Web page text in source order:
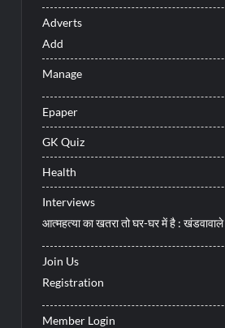
Adverts
Add
Manage
Epaper
GK Quiz
Health
Interviews
आत्महत्या का खतरा तो घर-घर में है : खंडवावाले
Join Us
Registration
Member Login